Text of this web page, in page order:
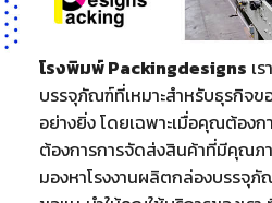
โรงพิมพ์ Packingdesigns เ
บรรจุภัณฑ์ที่เหมาะสำหรับธุรกิจ
อย่างยิ่ง โดยเฉพาะเมื่อคุณต้อง
ต้องการการจัดส่งสินค้าที่มีคุณภ
มองหาโรงงานผลิตกล่องบรรจุภั